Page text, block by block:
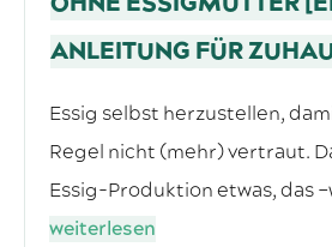
ANLEITUNG FÜR
Essig selbst herzustellen,
Regel nicht (mehr) vertraut.
Essig-Produktion etwas, das
weiterlesen